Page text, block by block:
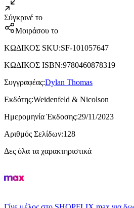
Σύγκρινέ το
Μοιράσου το
ΚΩΔΙΚΟΣ SKU:SF-101057647
ΚΩΔΙΚΟΣ ISBN:9780460878319
Συγγραφέας:Dylan Thomas
Εκδότης:Weidenfeld & Nicolson
Ημερομηνία Έκδοσης:29/11/2023
Αριθμός Σελίδων:128
Δες όλα τα χαρακτηριστικά